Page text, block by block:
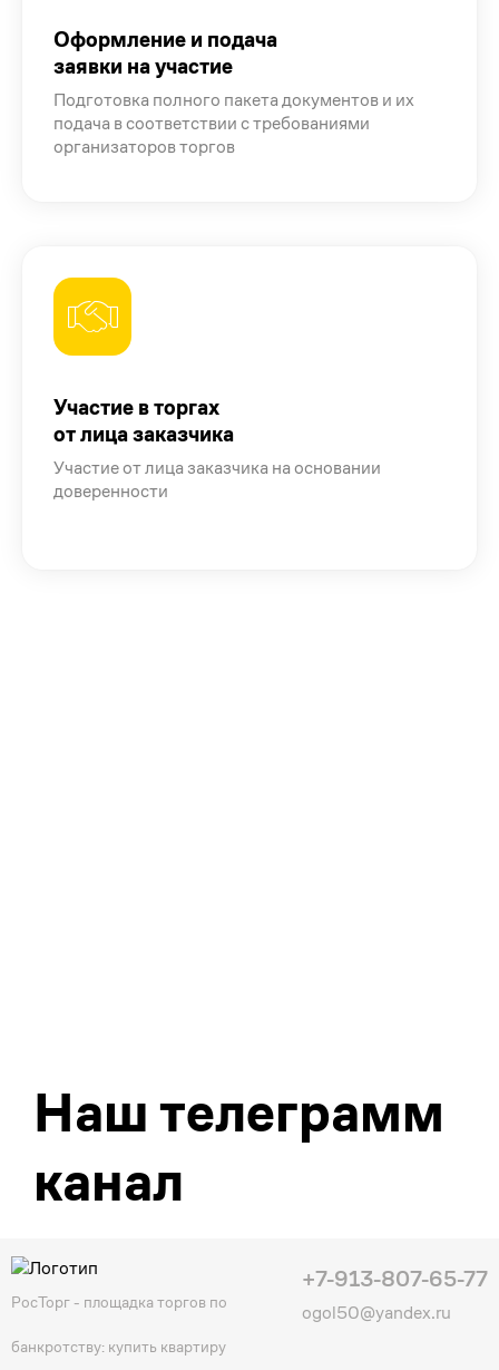
Оформление и подача
заявки на участие
Подготовка полного пакета документов и их
подача в соответствии с требованиями
организаторов торгов
Участие в торгах
от лица заказчика
Участие от лица заказчика на основании
доверенности
Наш телеграмм
канал
РосТорг - площадка торгов по
банкротству: купить квартиру
+7-913-807-65-77
ogol50@yandex.ru